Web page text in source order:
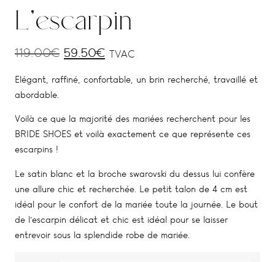
L’escarpin
119.00€ 59.50€ TVAC
Elégant, raffiné, confortable, un brin recherché, travaillé et
abordable.
Voilà ce que la majorité des mariées recherchent pour les
BRIDE SHOES et voilà exactement ce que représente ces
escarpins !
Le satin blanc et la broche swarovski du dessus lui confère
une allure chic et recherchée. Le petit talon de 4 cm est
idéal pour le confort de la mariée toute la journée. Le bout
de l’escarpin délicat et chic est idéal pour se laisser
entrevoir sous la splendide robe de mariée.